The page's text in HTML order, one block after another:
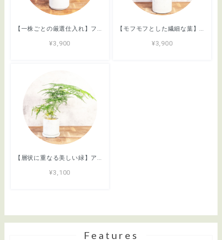
【一株ごとの厳選仕入れ】フレボディウム・ダバナ。ふわりと広がるボリューミーなフリル、軽やかな葉姿。根腐れを防ぐ独自配合の用土で安心育成／育て方がわかるシートあり／全国一律送料850円
¥3,900
【モフモフとした繊細な葉】ヒムロスギ。やわらかな質感、ふんわり広がる美しい緑。通気性抜群の手づくりモルタル鉢に植え込んでお届け／育て方がわかるシートあり／全国一律送料850円
¥3,900
¥3,100
Features